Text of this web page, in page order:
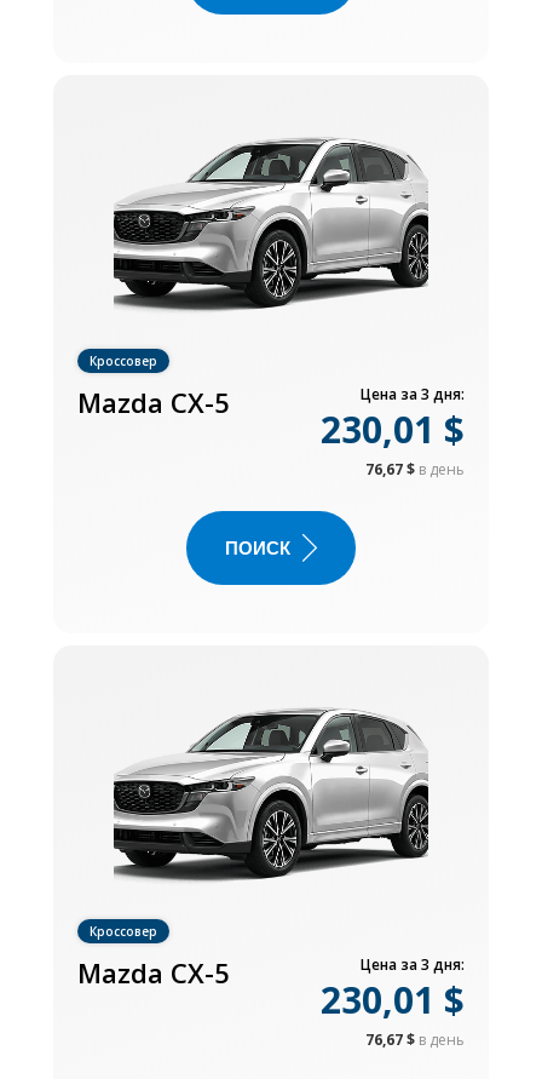
Кроссовер
Mazda CX-5 Цена за 3 дня:
230,01 $
76,67 $ в день
ПОИСК
Кроссовер
Mazda CX-5 Цена за 3 дня:
230,01 $
76,67 $ в день